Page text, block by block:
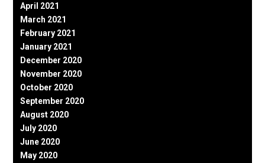
April 2021
March 2021
February 2021
January 2021
December 2020
November 2020
October 2020
September 2020
August 2020
July 2020
June 2020
May 2020